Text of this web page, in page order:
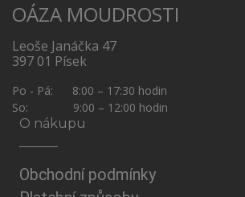
OÁZA MOUDROSTI
Leoše Janáčka 47
397 01 Písek
Po - Pá: 8:00 – 17:30 hodin
So: 9:00 – 12:00 hodin
O nákupu
Obchodní podmínky